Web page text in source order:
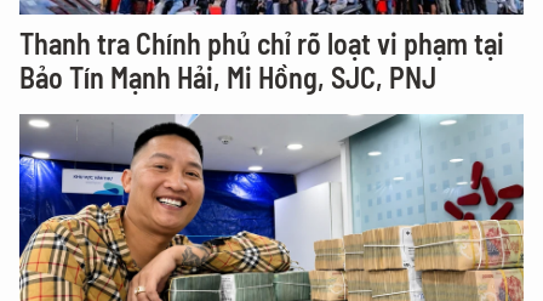
Thanh tra Chính phủ chỉ rõ loạt vi phạm tại
Bảo Tín Mạnh Hải, Mi Hồng, SJC, PNJ